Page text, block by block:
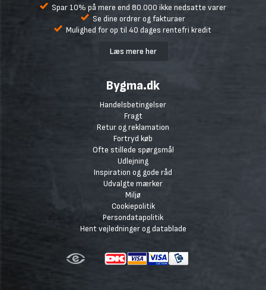
Spar 10% på mere end 80.000 ikke nedsatte varer
Se dine ordrer og fakturaer
Mulighed for op til 40 dages rentefri kredit
Læs mere her
Bygma.dk
Handelsbetingelser
Fragt
Retur og reklamation
Fortryd køb
Ofte stillede spørgsmål
Udlejning
Inspiration og gode råd
Udvalgte mærker
Miljø
Cookiepolitik
Persondatapolitik
Hent vejledninger og datablade